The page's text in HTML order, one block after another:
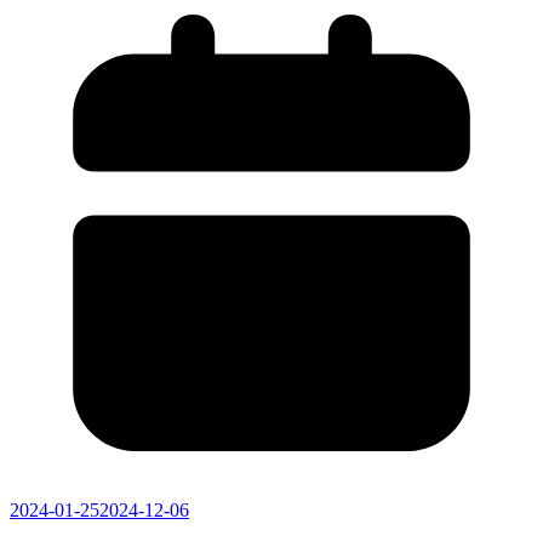
2024-01-252024-12-06